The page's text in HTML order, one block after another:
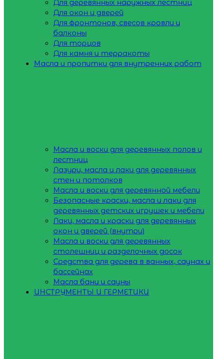
Для деревянных наружных лестниц
Для окон и дверей
Для фронтонов, свесов кровли и
балконы
Для торцов
Для камня и терракоты
Масла и пропитки для внутренних работ
Масла и воски для деревянных полов и
лестниц
Лазури, масла и лаки для деревянных
стен и потолков
Масла и воски для деревянной мебели
Безопасные краски, масла и лаки для
деревянных детских игрушек и мебели
Лаки, масла и краски для деревянных
окон и дверей (внутри)
Масла и воски для деревянных
столешниц и разделочных досок
Средства для дерева в ванных, саунах и
бассейнах
Масла бани и сауны
ИНСТРУМЕНТЫ И ГЕРМЕТИКИ